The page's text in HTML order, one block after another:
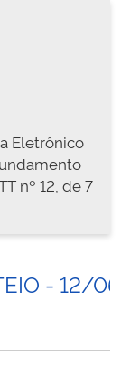
Eletrônico
nº 12, de 7
- 12/